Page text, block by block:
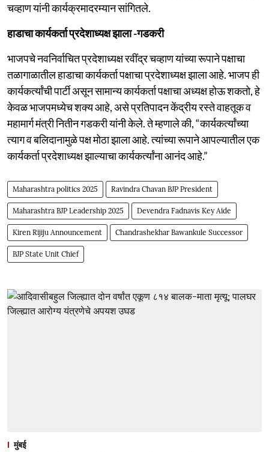
चव्हाण यांनी कार्यक्रमादरम्यान सांगितले.
हाडाचा कार्यकर्ता प्रदेशाध्यक्ष झाला -गडकरी
भाजपचे नवनिर्वाचित प्रदेशाध्यक्ष रवींद्र चव्हाण यांच्या रूपाने पक्षाचा
तळागाळातील हाडाचा कार्यकर्ता पक्षाचा प्रदेशाध्यक्ष झाला आहे. भाजप ही
कार्यकर्त्यांची पार्टी असून सामान्य कार्यकर्ता पक्षाचा अध्यक्ष होऊ शकतो, हे
केवळ भाजपमध्येच शक्य आहे, असे प्रतिपादन केंद्रीय रस्ते वाहतूक व
महामार्ग मंत्री नितीन गडकरी यांनी केले. ते म्हणाले की, “कार्यकर्त्यांच्या
त्याग व बलिदानामुळे पक्ष मोठा झाला आहे. त्यांच्या रूपाने आपल्यातील एक
कार्यकर्ता प्रदेशाध्यक्ष झाल्याचा कार्यकर्त्यांना आनंद आहे.”
Maharashtra politics 2025 Ravindra Chavan BJP President
Maharashtra BJP Leadership 2025 Devendra Fadnavis Key Aide
Kiren Rijiju Announcement Chandrashekhar Bawankule Successor
BJP State Unit Chief
मुंबई